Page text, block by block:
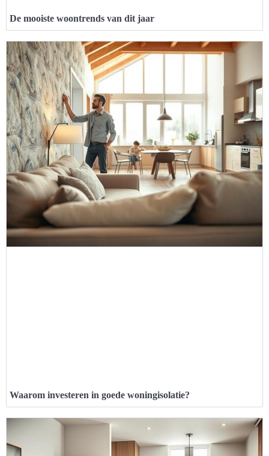
De mooiste woontrends van dit jaar
Waarom investeren in goede woningisolatie?